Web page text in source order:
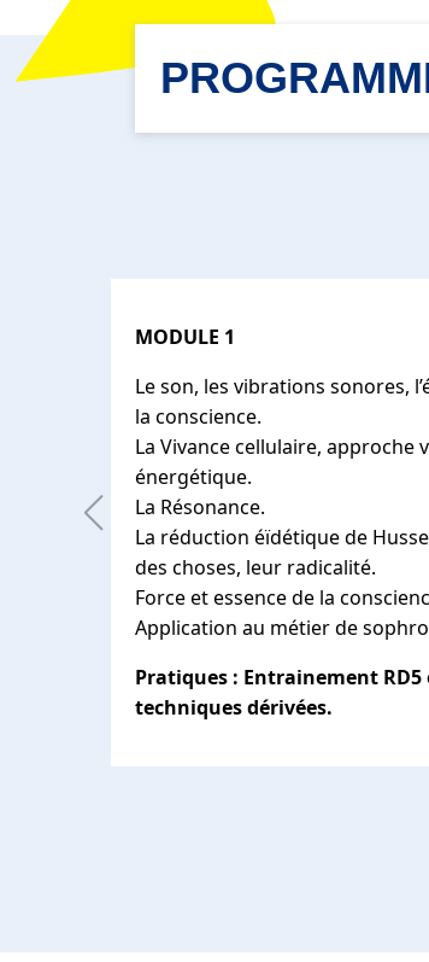
MODULE 1
Le son, les vibrations sonores,
la conscience.
La Vivance cellulaire, approche
énergétique.
La Résonance.
La réduction éïdétique de
des choses, leur radicalité.
Force et essence de la
Application au métier de
Pratiques : Entrainement RD5
techniques dérivées.